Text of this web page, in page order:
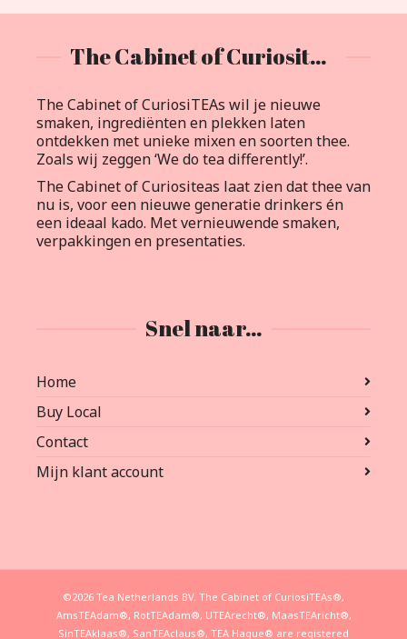
The Cabinet of Curiositeas
The Cabinet of CuriosiTEAs wil je nieuwe
smaken, ingrediënten en plekken laten
ontdekken met unieke mixen en soorten thee.
Zoals wij zeggen ‘We do tea differently!’.
The Cabinet of Curiositeas laat zien dat thee van
nu is, voor een nieuwe generatie drinkers én
een ideaal kado. Met vernieuwende smaken,
verpakkingen en presentaties.
Snel naar…
Home
Buy Local
Contact
Mijn klant account
©2026 Tea Netherlands BV. The Cabinet of CuriosiTEAs®,
AmsTEAdam®, RotTEAdam®, UTEArecht®, MaasTEAricht®,
SinTEAklaas®, SanTEAclaus®, TEA Hague® are registered